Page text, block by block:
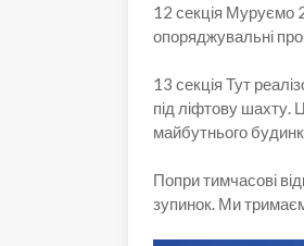
12 секція Муруємо
опоряджувальні
13 секція Тут
під ліфтову шахту.
майбутнього
Попри тимчасові
зупинок. Ми